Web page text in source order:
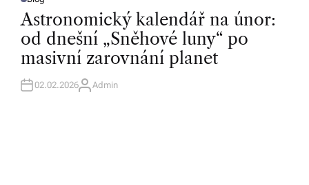
P
S
E
D
I
N
Astronomický kalendář na únor:
od dnešní „Sněhové luny“ po
masivní zarovnání planet
02.02.2026A
Admin